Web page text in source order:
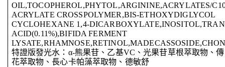
OIL,TOCOPHEROL,PHYTOL,ARGININE,ACRYLATES/
ACRYLATE CROSSPOLYMER,BIS-ETHOXYDIGLYCOL
CYCLOHEXANE 1,4-
ACID(0.11%),BIFIDA FERMENT
特證版發光水：α-熊果苷、乙基VC、光果苷草根萃取物、
花萃取物、長心卡帕藻萃取物、德敏舒